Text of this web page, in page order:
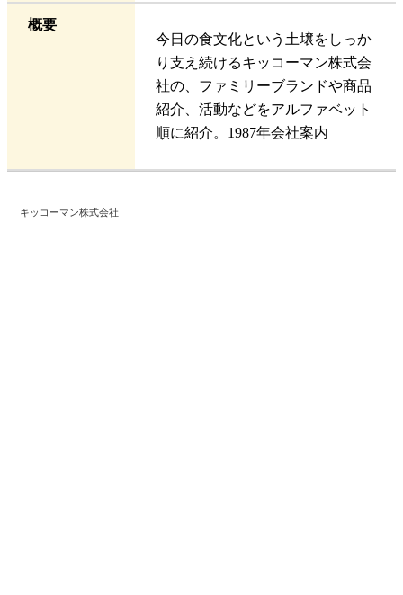
概要
今日の食文化という土壌をしっか
り支え続けるキッコーマン株式会
社の、ファミリーブランドや商品
紹介、活動などをアルファベット
順に紹介。1987年会社案内
キッコーマン株式会社